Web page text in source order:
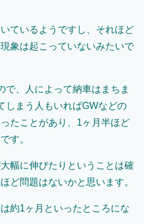
ているようですし、それほど
象は起こっていないみたいで
で、人によって納車はまちま
しまう人もいればGWなどの
たことがあり、 1ヶ月半ほど
す。
幅に伸びたりということは確
ど問題はないかと思います。
約1ヶ月といったところにな